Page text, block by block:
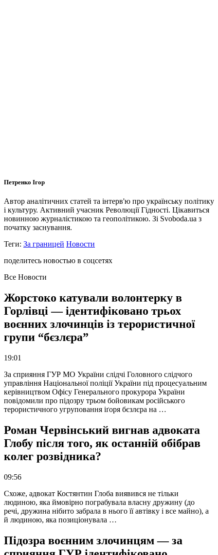
Петренко Ігор
Автор аналітичних статей та інтерв'ю про українську політику
і культуру. Активний учасник Революції Гідності. Цікавиться
новинною журналістикою та геополітикою. Зі Svoboda.ua з
початку заснування.
Теги: За границей Новости
поделитесь новостью в соцсетях
Все Новости
Жорстоко катували волонтерку в
Горлівці — ідентифіковано трьох
воєнних злочинців із терористичної
групи “бєзлєра”
19:01
За сприяння ГУР МО України слідчі Головного слідчого
управління Національної поліції України під процесуальним
керівництвом Офісу Генерального прокурора України
повідомили про підозру трьом бойовикам російського
терористичного угруповання іґоря бєзлєра на …
Роман Червінський вигнав адвоката
Глобу після того, як останній обібрав
колег розвідника?
09:56
Схоже, адвокат Костянтин Глоба виявився не тільки
людиною, яка ймовірно пограбувала власну дружину (до
речі, дружина нібито забрала в нього її автівку і все майно), а
й людиною, яка позиціонувала …
Підозра воєнним злочинцям — за